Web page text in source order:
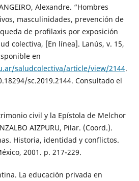
Alexandre. “Hombres
masculinidades, prevención de
de profilaxis por exposición
colectiva, [En línea]. Lanús, v. 15,
en
saludcolectiva/article/view/2144.
sc.2019.2144. Consultado el
civil y la Epístola de Melchor
AIZPURU, Pilar. (Coord.).
Historia, identidad y conflictos.
2001. p. 217-229.
La educación privada en